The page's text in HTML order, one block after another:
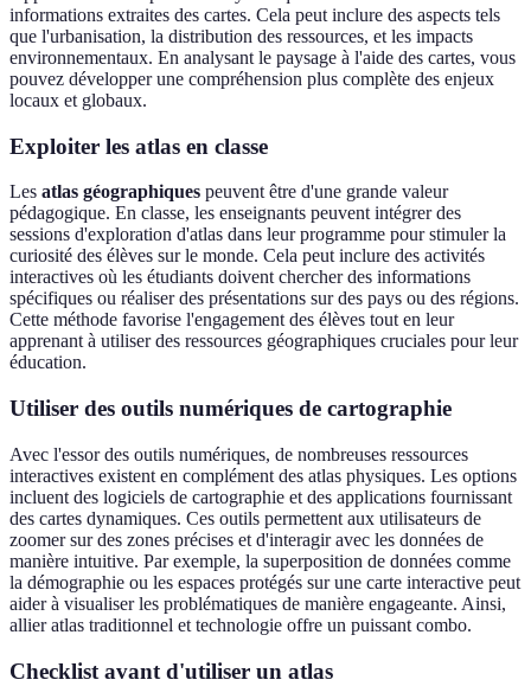
informations extraites des cartes. Cela peut inclure des aspects tels
que l'urbanisation, la distribution des ressources, et les impacts
environnementaux. En analysant le paysage à l'aide des cartes, vous
pouvez développer une compréhension plus complète des enjeux
locaux et globaux.
Exploiter les atlas en classe
Les atlas géographiques peuvent être d'une grande valeur
pédagogique. En classe, les enseignants peuvent intégrer des
sessions d'exploration d'atlas dans leur programme pour stimuler la
curiosité des élèves sur le monde. Cela peut inclure des activités
interactives où les étudiants doivent chercher des informations
spécifiques ou réaliser des présentations sur des pays ou des régions.
Cette méthode favorise l'engagement des élèves tout en leur
apprenant à utiliser des ressources géographiques cruciales pour leur
éducation.
Utiliser des outils numériques de cartographie
Avec l'essor des outils numériques, de nombreuses ressources
interactives existent en complément des atlas physiques. Les options
incluent des logiciels de cartographie et des applications fournissant
des cartes dynamiques. Ces outils permettent aux utilisateurs de
zoomer sur des zones précises et d'interagir avec les données de
manière intuitive. Par exemple, la superposition de données comme
la démographie ou les espaces protégés sur une carte interactive peut
aider à visualiser les problématiques de manière engageante. Ainsi,
allier atlas traditionnel et technologie offre un puissant combo.
Checklist avant d'utiliser un atlas